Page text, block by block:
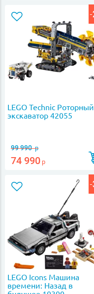
LEGO Technic Роторный
экскаватор 42055
99 990р
74 990 р
LEGO Icons Машина
времени: Назад в